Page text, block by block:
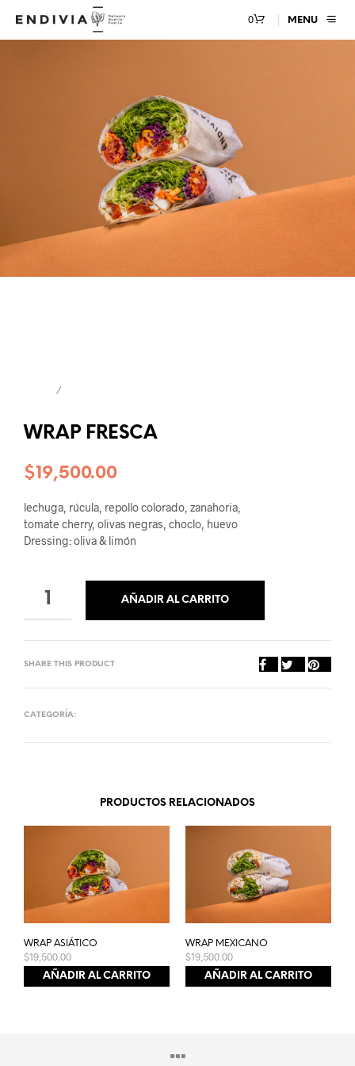
0 MENU
/
WRAP FRESCA
$19,500.00
lechuga, rúcula, repollo colorado, zanahoria,
tomate cherry, olivas negras, choclo, huevo
Dressing: oliva & limón
AÑADIR AL CARRITO
SHARE THIS PRODUCT
CATEGORÍA:
PRODUCTOS RELACIONADOS
WRAP ASIÁTICO
$19,500.00
AÑADIR AL CARRITO
WRAP MEXICANO
$19,500.00
AÑADIR AL CARRITO